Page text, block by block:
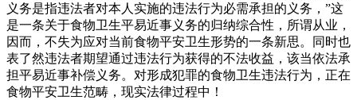
义务是指违法者对本人实施的违法行为必需承担的义务，”这
是一条关于食物卫生平易近事义务的归纳综合性，所谓从业，
因而，不失为应对当前食物平安卫生形势的一条新思。同时也
表了然违法者期望通过违法行为获得的不法收益，该当依法承
担平易近事补偿义务。对形成犯罪的食物卫生违法行为，正在
食物平安卫生范畴，现实法律过程中！